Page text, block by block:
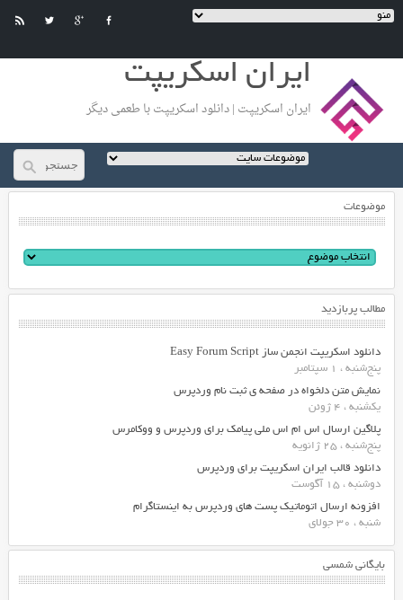
ایران اسکریپت
ایران اسکریپت | دانلود اسکریپت با طعمی دیگر
موضوعات
مطالب پربازدید
دانلود اسکریپت انجمن ساز Easy Forum Script
پنج‌شنبه ، 1 سپتامبر
نمایش متن دلخواه در صفحه ی ثبت نام وردپرس
یکشنبه ، 4 ژوئن
پلاگین ارسال اس ام اس ملی پیامک برای وردپرس و ووکامرس
پنج‌شنبه ، 25 ژانویه
دانلود قالب ایران اسکریپت برای وردپرس
دوشنبه ، 15 آگوست
افزونه ارسال اتوماتیک پست های وردپرس به اینستاگرام
شنبه ، 30 جولای
بایگانی شمسی